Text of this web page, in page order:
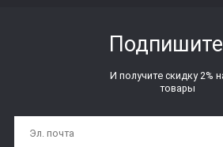
И получите скидку 2%
товары